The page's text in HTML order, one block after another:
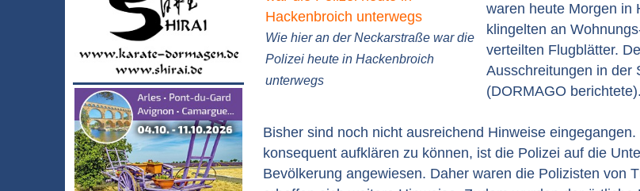
Wie hier an der Neckarstraße war die
Polizei heute in Hackenbroich
unterwegs
waren heute Morgen in
klingelten an
verteilten Flugblätter.
Ausschreitungen in der
(DORMAGO berichtete).
Bisher sind noch nicht ausreichend Hinweise
konsequent aufklären zu können, ist die Polizei auf die
Bevölkerung angewiesen. Daher waren die Polizisten von